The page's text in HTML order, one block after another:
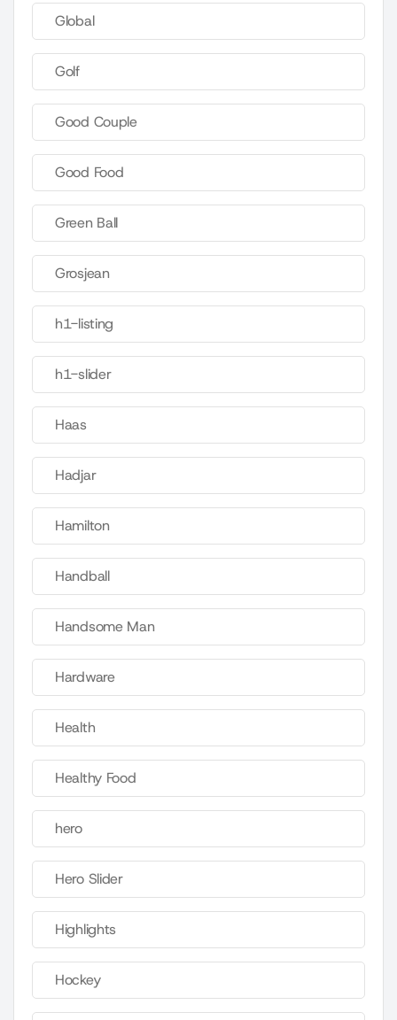
Global
Golf
Good Couple
Good Food
Green Ball
Grosjean
h1-listing
h1-slider
Haas
Hadjar
Hamilton
Handball
Handsome Man
Hardware
Health
Healthy Food
hero
Hero Slider
Highlights
Hockey